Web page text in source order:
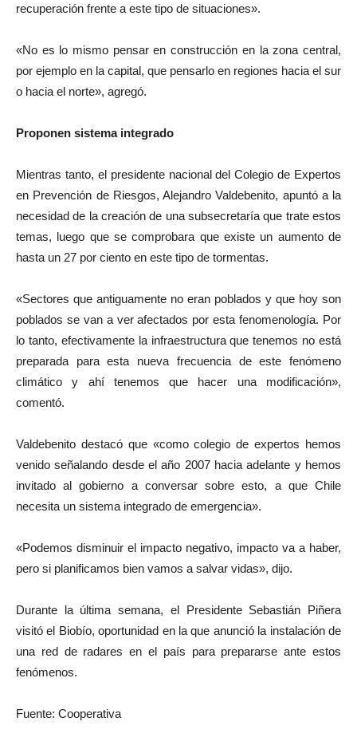
recuperación frente a este tipo de situaciones».
«No es lo mismo pensar en construcción en la zona central,
por ejemplo en la capital, que pensarlo en regiones hacia el sur
o hacia el norte», agregó.
Proponen sistema integrado
Mientras tanto, el presidente nacional del Colegio de Expertos
en Prevención de Riesgos, Alejandro Valdebenito, apuntó a la
necesidad de la creación de una subsecretaría que trate estos
temas, luego que se comprobara que existe un aumento de
hasta un 27 por ciento en este tipo de tormentas.
«Sectores que antiguamente no eran poblados y que hoy son
poblados se van a ver afectados por esta fenomenología. Por
lo tanto, efectivamente la infraestructura que tenemos no está
preparada para esta nueva frecuencia de este fenómeno
climático y ahí tenemos que hacer una modificación»,
comentó.
Valdebenito destacó que «como colegio de expertos hemos
venido señalando desde el año 2007 hacia adelante y hemos
invitado al gobierno a conversar sobre esto, a que Chile
necesita un sistema integrado de emergencia».
«Podemos disminuir el impacto negativo, impacto va a haber,
pero si planificamos bien vamos a salvar vidas», dijo.
Durante la última semana, el Presidente Sebastián Piñera
visitó el Biobío, oportunidad en la que anunció la instalación de
una red de radares en el país para prepararse ante estos
fenómenos.
Fuente: Cooperativa